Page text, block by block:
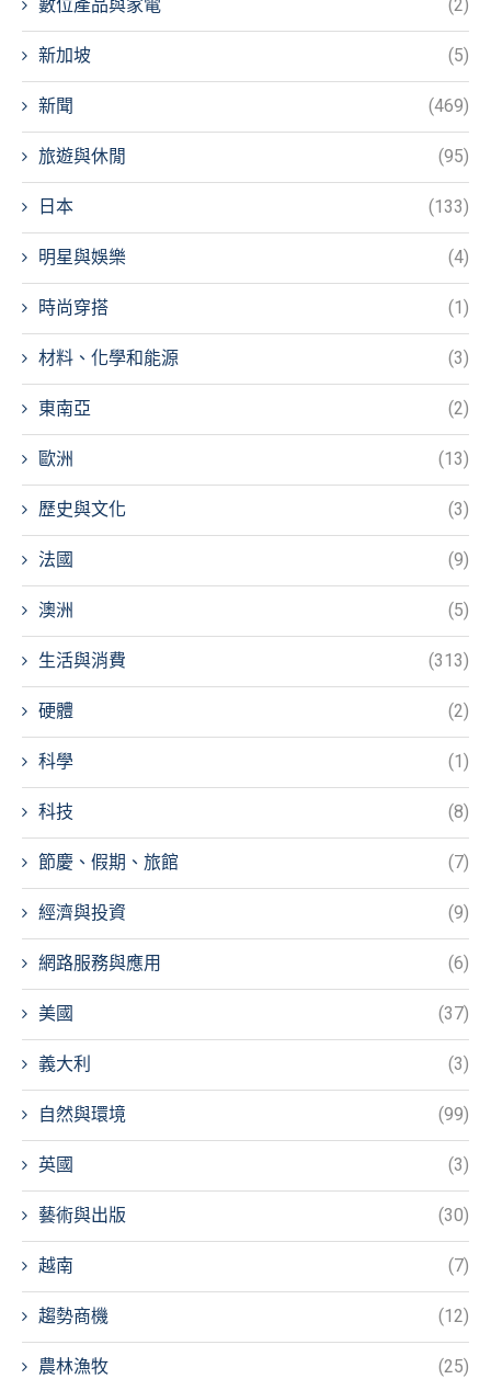
數位產品與家電 (2)
新加坡 (5)
新聞 (469)
旅遊與休閒 (95)
日本 (133)
明星與娛樂 (4)
時尚穿搭 (1)
材料、化學和能源 (3)
東南亞 (2)
歐洲 (13)
歷史與文化 (3)
法國 (9)
澳洲 (5)
生活與消費 (313)
硬體 (2)
科學 (1)
科技 (8)
節慶、假期、旅館 (7)
經濟與投資 (9)
網路服務與應用 (6)
美國 (37)
義大利 (3)
自然與環境 (99)
英國 (3)
藝術與出版 (30)
越南 (7)
趨勢商機 (12)
農林漁牧 (25)